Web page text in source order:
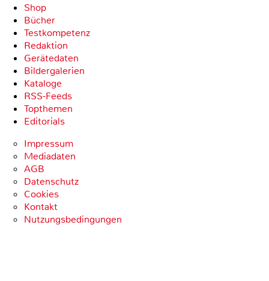
Shop
Bücher
Testkompetenz
Redaktion
Gerätedaten
Bildergalerien
Kataloge
RSS-Feeds
Topthemen
Editorials
Impressum
Mediadaten
AGB
Datenschutz
Cookies
Kontakt
Nutzungsbedingungen